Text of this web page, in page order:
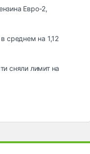
Евро-2,
среднем на 1,12
сняли лимит на